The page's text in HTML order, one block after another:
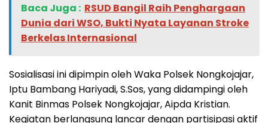
Baca Juga : RSUD Bangil Raih Penghargaan
Dunia dari WSO, Bukti Nyata Layanan Stroke
Berkelas Internasional
Sosialisasi ini dipimpin oleh Waka Polsek Nongkojajar,
Iptu Bambang Hariyadi, S.Sos, yang didampingi oleh
Kanit Binmas Polsek Nongkojajar, Aipda Kristian.
Kegiatan berlangsung lancar dengan partisipasi aktif